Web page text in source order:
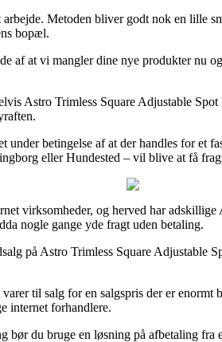
Metoden bliver godt nok en lille
bopæl.
at vi mangler dine nye produkter nu
Astro Trimless Square Adjustable
betingelse af at der handles for
eller Hundested – vil blive at få
virksomheder, og herved har
nogle gange yde fragt uden betaling.
på Astro Trimless Square Adjustable
til salg for en salgspris der er
internet forhandlere.
du bruge en løsning på afbetaling